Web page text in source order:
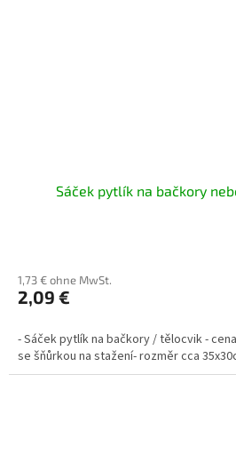
Sáček pytlík na bačkory
1,73 € ohne MwSt.
2,09 €
- Sáček pytlík na bačkory / tělocvik -
se šňůrkou na stažení- rozměr cca